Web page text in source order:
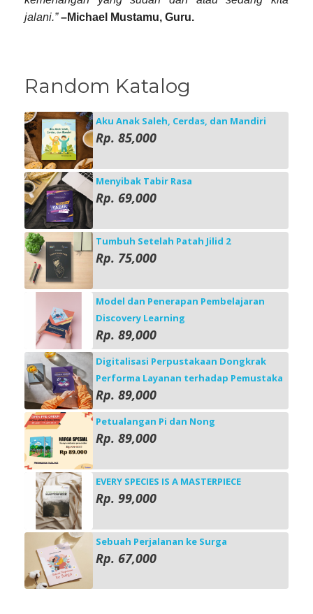
jalani.”–Michael Mustamu, Guru.
Random Katalog
Aku Anak Saleh, Cerdas, dan Mandiri
Rp. 85,000
Menyibak Tabir Rasa
Rp. 69,000
Tumbuh Setelah Patah Jilid 2
Rp. 75,000
Model dan Penerapan Pembelajaran
Discovery Learning
Rp. 89,000
Digitalisasi Perpustakaan Dongkrak
Performa Layanan terhadap Pemustaka
Rp. 89,000
Petualangan Pi dan Nong
Rp. 89,000
EVERY SPECIES IS A MASTERPIECE
Rp. 99,000
Sebuah Perjalanan ke Surga
Rp. 67,000